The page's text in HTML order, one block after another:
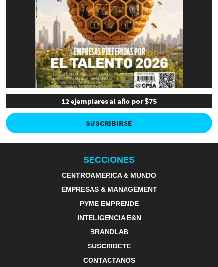
12 ejemplares al año por $75
SUSCRIBIRSE
SECCIONES
CENTROAMERICA & MUNDO
EMPRESAS & MANAGEMENT
PYME EMPRENDE
INTELIGENCIA E&N
BRANDLAB
SUSCRIBETE
CONTACTANOS